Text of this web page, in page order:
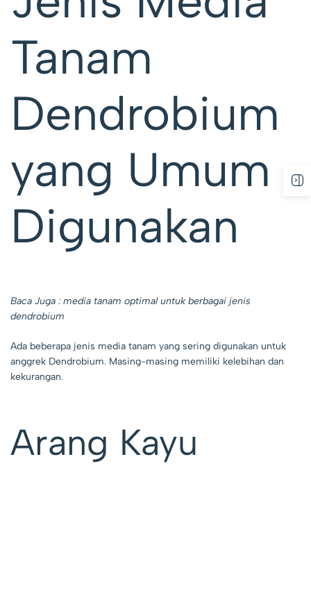
Tanam
Dendrobium
yang Umum
Digunakan
Baca Juga : media tanam optimal untuk berbagai jenis
dendrobium
Ada beberapa jenis media tanam yang sering digunakan untuk
anggrek Dendrobium. Masing-masing memiliki kelebihan dan
kekurangan.
Arang Kayu